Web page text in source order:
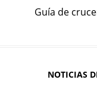
Guía de
NOTICIAS